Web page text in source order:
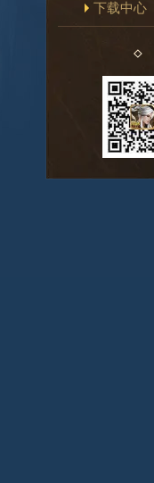
下载中心